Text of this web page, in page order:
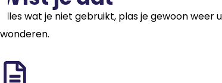
Alles wat je niet gebruikt, plas je gewoon
wonderen.